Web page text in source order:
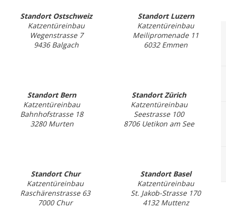
Standort Ostschweiz
Katzentüreinbau
Wegenstrasse 7
9436 Balgach
Standort Luzern
Katzentüreinbau
Meilipromenade 11
6032 Emmen
Standort Bern
Katzentüreinbau
Bahnhofstrasse 18
3280 Murten
Standort Zürich
Katzentüreinbau
Seestrasse 100
8706 Uetikon am See
Standort Chur
Katzentüreinbau
Raschärenstrasse 63
7000 Chur
Standort Basel
Katzentüreinbau
St. Jakob-Strasse 170
4132 Muttenz